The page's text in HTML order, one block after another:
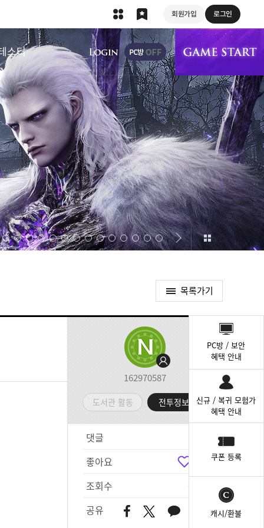
회원가입 로그인
스터
상단 메뉴
목록가기
162970587
도서관 활동 전투정보실
댓글
좋아요
조회수
공유
PC방 / 보안
혜택 안내
신규 / 복귀 모험가
혜택 안내
쿠폰 등록
캐시/환불